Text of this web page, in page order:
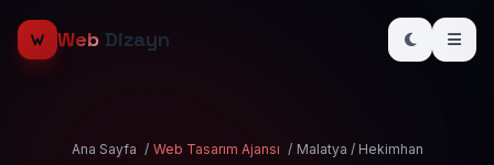
Web Dizayn
Ana Sayfa / Web Tasarım Ajansı / Malatya / Hekimhan